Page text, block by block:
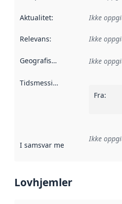
Aktualitet: Ikke
Relevans: Ikke
Geografisk avgrensning :
Ikke
Tidsmessig avgrensning
Fra:
I samsvar med Referanse til
Ikke
Lovhjemler